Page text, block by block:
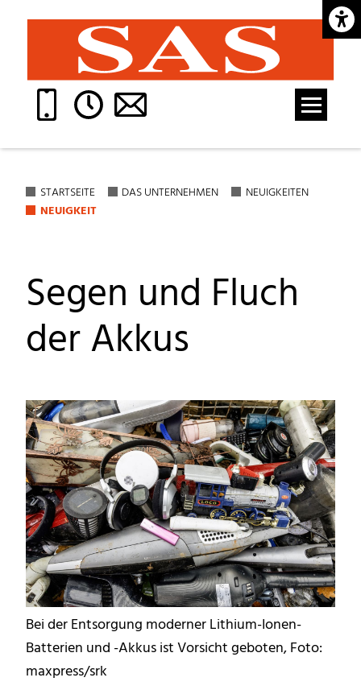
STARTSEITE DAS UNTERNEHMEN
NEUIGKEITEN
NEUIGKEIT
Segen und Fluch
der Akkus
Bei der Entsorgung moderner Lithium-Ionen-
Batterien und -Akkus ist Vorsicht geboten, Foto:
maxpress/srk